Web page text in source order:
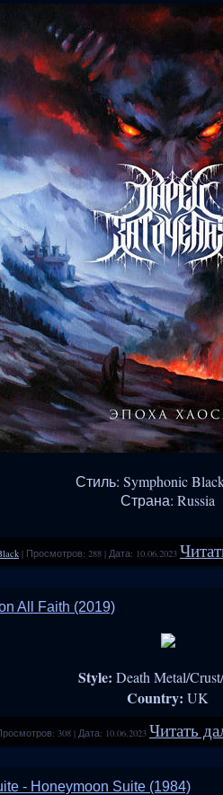
Стиль: Symphonic
Страна: Russia
| Просмотров: 288 | Дата: 10.06.2023
All Faith (2019)
Style: Death Metal/
Country: UK
308 | Дата: 10.06.2023 Читать
- Honeymoon Suite (1984)